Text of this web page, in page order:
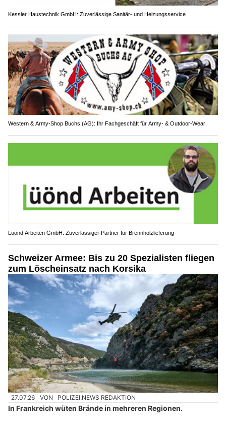
Kessler Haustechnik GmbH: Zuverlässige Sanitär- und Heizungsservice
Western & Army-Shop Buchs (AG): Ihr Fachgeschäft für Army- & Outdoor-Wear
Lüönd Arbeiten GmbH: Zuverlässiger Partner für Brennholzlieferung
Schweizer Armee: Bis zu 20 Spezialisten fliegen
zum Löscheinsatz nach Korsika
27.07.26 VON POLIZEI.NEWS REDAKTION
In Frankreich wüten Brände in mehreren Regionen.